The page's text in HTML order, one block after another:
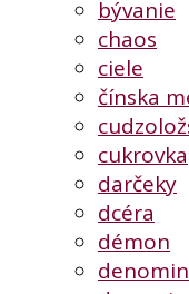
bývanie
chaos
ciele
čínska
cukrovka
darčeky
dcéra
démon